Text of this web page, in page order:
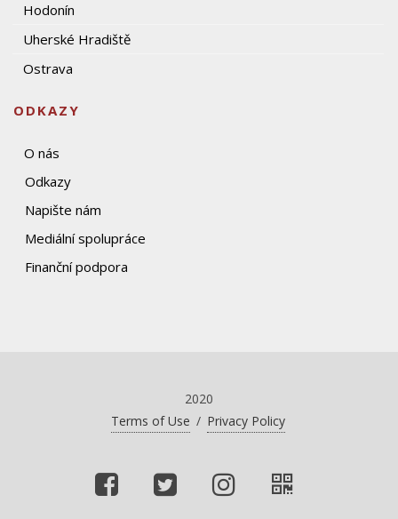
Hodonín
Uherské Hradiště
Ostrava
ODKAZY
O nás
Odkazy
Napište nám
Mediální spolupráce
Finanční podpora
2020
Terms of Use / Privacy Policy